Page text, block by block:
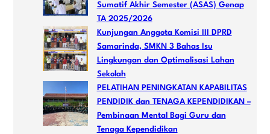
Sumatif Akhir Semester (ASAS) Genap
TA 2025/2026
Kunjungan Anggota Komisi III DPRD
Samarinda, SMKN 3 Bahas Isu
Lingkungan dan Optimalisasi Lahan
Sekolah
PELATIHAN PENINGKATAN KAPABILITAS
PENDIDIK dan TENAGA KEPENDIDIKAN –
Pembinaan Mental Bagi Guru dan
Tenaga Kependidikan